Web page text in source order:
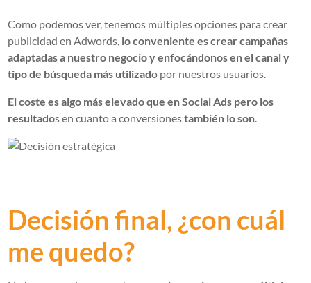
Como podemos ver, tenemos múltiples opciones para crear
publicidad en Adwords, lo conveniente es crear campañas
adaptadas a nuestro negocio y enfocándonos en el canal y
tipo de búsqueda más utilizado por nuestros usuarios.
El coste es algo más elevado que en Social Ads pero los
resultados en cuanto a conversionestambién lo son.
Decisión final, ¿con cuál
me quedo?